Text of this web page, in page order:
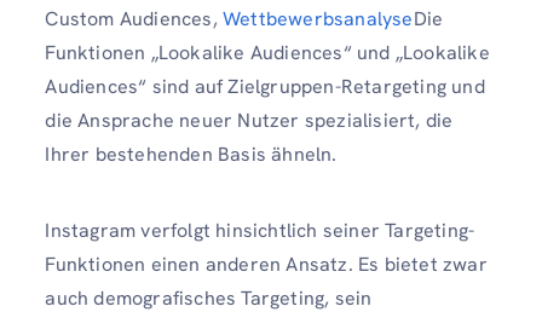
Custom Audiences, WettbewerbsanalyseDie
Funktionen „Lookalike Audiences“ und „Lookalike
Audiences“ sind auf Zielgruppen-Retargeting und
die Ansprache neuer Nutzer spezialisiert, die
Ihrer bestehenden Basis ähneln.
Instagram verfolgt hinsichtlich seiner Targeting-
Funktionen einen anderen Ansatz. Es bietet zwar
auch demografisches Targeting, sein